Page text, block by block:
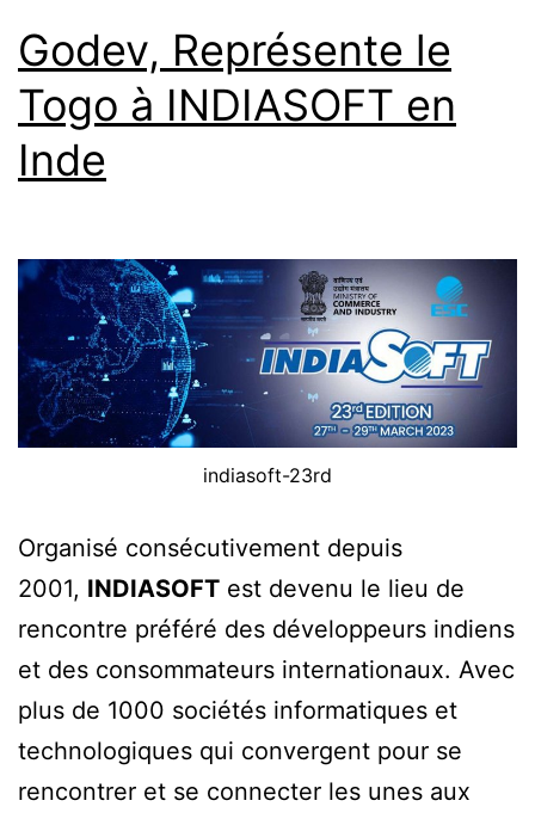
Godev, Représente le
Togo à INDIASOFT en
Inde
indiasoft-23rd
Organisé consécutivement depuis
2001, INDIASOFT est devenu le lieu de
rencontre préféré des développeurs indiens
et des consommateurs internationaux. Avec
plus de 1000 sociétés informatiques et
technologiques qui convergent pour se
rencontrer et se connecter les unes aux